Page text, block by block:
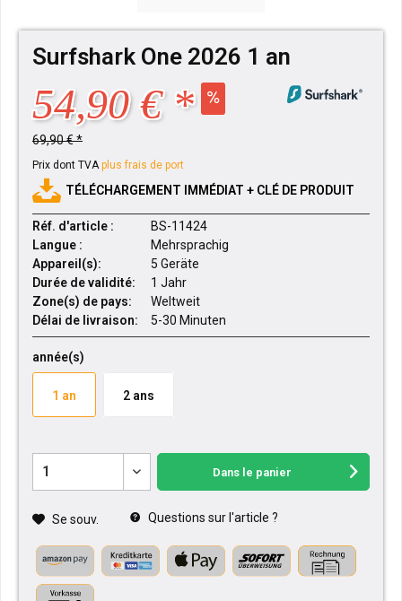
Surfshark One 2026 1 an
54,90 € *
69,90 € *
Prix dont TVAplus frais de port
TÉLÉCHARGEMENT IMMÉDIAT + CLÉ DE PRODUIT
Réf. d'article :
BS-11424
Langue :
Mehrsprachig
Appareil(s):
5 Geräte
Durée de validité:
1 Jahr
Zone(s) de pays:
Weltweit
Délai de livraison:
5-30 Minuten
année(s)
1 an 2 ans
Dans le panier
Se souv. Questions sur l'article ?